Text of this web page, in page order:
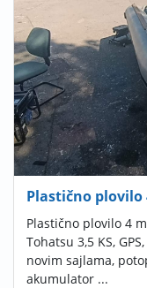
Plastično plovilo
Plastično plovilo 4
Tohatsu 3,5 KS,
novim sajlama,
akumulator ...